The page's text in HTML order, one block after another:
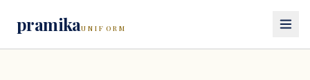
pramikaUNIFORM